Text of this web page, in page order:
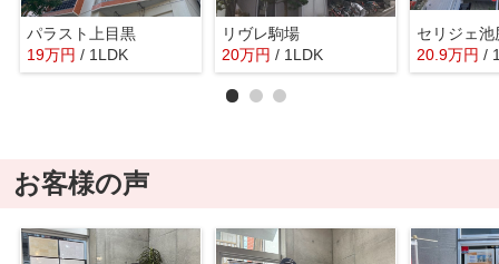
パラスト上目黒
19万円 / 1LDK
リヴレ駒場
20万円 / 1LDK
セリジェ池
20.9万円 /
お客様の声